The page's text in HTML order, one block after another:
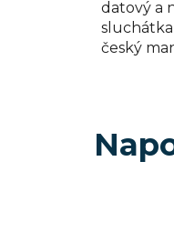
datový a
sluchátka
český